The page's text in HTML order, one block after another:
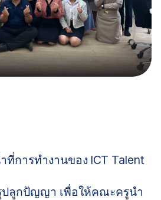
การทำงานของ ICT Talent
ปลูกปัญญา เพื่อให้คณะครูนำ